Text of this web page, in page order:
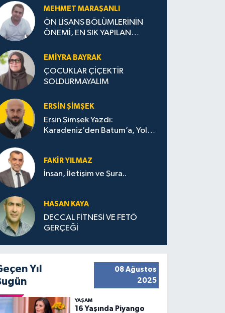
MEHMET MARAŞANLI
ÖN LİSANS BÖLÜMLERİNİN
ÖNEMİ, EN SIK YAPILAN
STRATEJİLERİ
EMIYRA BAYRAK
ÇOCUKLAR ÇİÇEKTİR
SOLDURMAYALIM
ERSIN ŞIMŞEK
Ersin Şimşek Yazdı:
Karadeniz’den Batum’a, Yolun
FAKIR YILMAZ
İnsan, İletişim ve Şura..
HASAN KAYA
DECCAL FİTNESİ VE FETÖ
GERÇEĞİ
Yıl
08 Ağustos
2025
YAŞAM
16 Yaşında Piyango